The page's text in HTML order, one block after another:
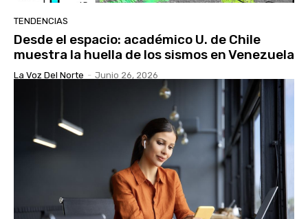
TENDENCIAS
Desde el espacio: académico U. de Chile
muestra la huella de los sismos en Venezuela
La Voz Del Norte - Junio 26, 2026